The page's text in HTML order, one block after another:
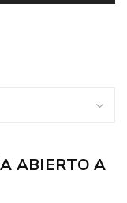
ABIERTO A